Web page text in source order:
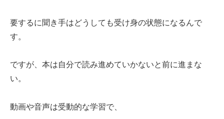
要するに聞き手はどうしても受け身の状態になるんで
す。
ですが、本は自分で読み進めていかないと前に進まな
い。
動画や音声は受動的な学習で、